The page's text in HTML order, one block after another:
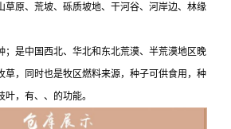
草原、荒坡、砾质坡地、干河谷、河岸边、林缘
；是中国西北、华北和东北荒漠、半荒漠地区晚
草，同时也是牧区燃料来源，种子可供食用，种
，有、、的功能。